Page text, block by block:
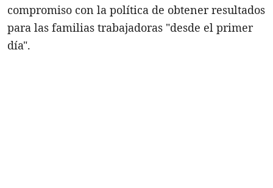
compromiso con la política de obtener resultados
para las familias trabajadoras "desde el primer
día".